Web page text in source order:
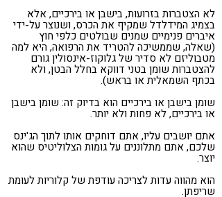
לא הצטברות בזרועות, בישבן או בירכיים, אלא
בצמיג המידלדל שמקיף את הכרס, ושנוצר על-ידי
איברים פנימיים שמנים שבולטים כלפי חוץ
(שאלה, שממשיכה להטריד את הרפואה, היא למה
מטבוליזם לא סדיר של גלוקוז-אינסולין גורם
להצטברות שומן בטני דווקא בחלל הבטן, ולא
בכתף השמאלית או בראש).
שומן בישבן או בירכיים הוא בדיוק זה: שומן בישבן
או בירכיים, לא פחות ולא יותר.
אתם יושבים עליו, אתם דוחקים אותו לתוך הג'ינס
שלכם, אתם מתלוננים על גומות הצלוליטיס שהוא
יוצר.
הוא מהווה עדות לצריכה עודפת של קלוריות לעומת
שריפתן.